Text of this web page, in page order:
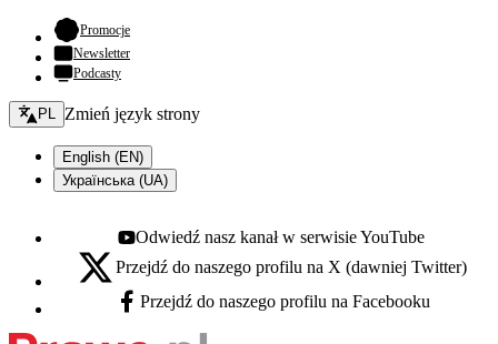
Promocje- otwiera się w nowej karcie
Newsletter
Podcasty
Zmień język - bieżący:
PL Zmień język strony
English (EN)
Українська (UA)
Youtube - otwiera się w nowej karcie
Odwiedź nasz kanał w serwisie YouTube
X - otwiera się w nowej karcie
Przejdź do naszego profilu na X (dawniej Twitter)
Facebook - otwiera się w nowej karcie
Przejdź do naszego profilu na Facebooku